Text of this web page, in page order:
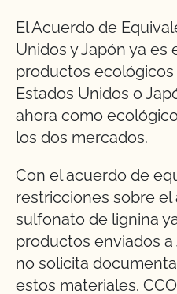
El Acuerdo de
Unidos y Japón ya es
productos
Estados Unidos o
ahora como
los dos mercados.
Con el acuerdo de
restricciones sobre el
sulfonato de lignina
productos enviados a
no solicita
estos materiales.